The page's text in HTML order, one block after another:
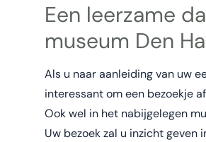
Een leerzame
museum Den
Als u naar aanleiding van uw
interessant om een bezoekje
Ook wel in het nabijgelegen
Uw bezoek zal u inzicht geven